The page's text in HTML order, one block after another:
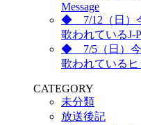
Message
◆ 7/12（日）
歌われているJ-
◆ 7/5（日）今
歌われている
CATEGORY
未分類
放送後記